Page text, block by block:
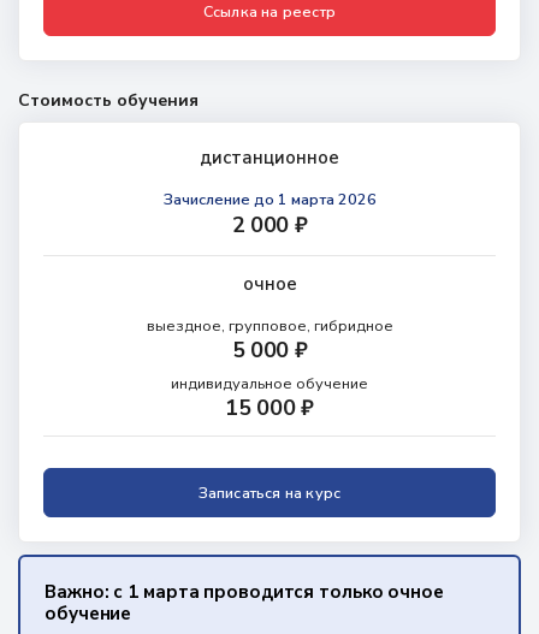
Ссылка на реестр
Стоимость обучения
дистанционное
Зачисление до 1 марта 2026
2 000 ₽
очное
выездное, групповое, гибридное
5 000 ₽
индивидуальное обучение
15 000 ₽
Записаться на курс
Важно: с 1 марта проводится только очное
обучение